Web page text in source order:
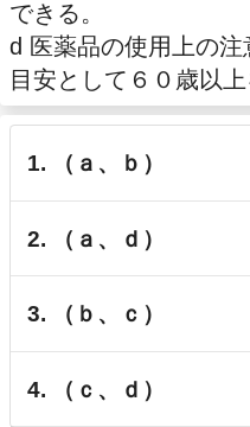
できる。
d 医薬品の使用上の
目安として６０歳以上
1. （ａ、ｂ）
2. （ａ、ｄ）
3. （ｂ、ｃ）
4. （ｃ、ｄ）